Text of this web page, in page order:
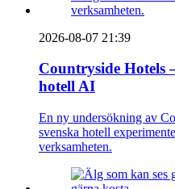
2026-08-07 21:39
Countryside Hotels
hotell AI
En ny undersökning av
svenska hotell
verksamheten.